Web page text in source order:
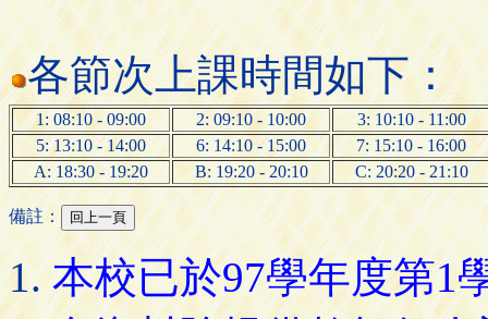
各節次上課時間如下：
1: 08:10 - 09:00 2: 09:10 - 10:00
3: 10:10 - 11:00
5: 13:10 - 14:00
6: 14:10 - 15:00
7: 15:10 - 16:00
A: 18:30 - 19:20
B: 19:20 - 20:10 C: 20:20 - 21:10
備註：
本校已於97學年度第1